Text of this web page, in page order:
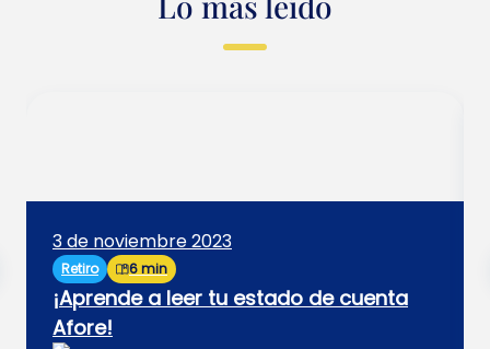
3 de noviembre 2023
Retiro 6 min
¡Aprende a leer tu estado de cuenta
Afore!